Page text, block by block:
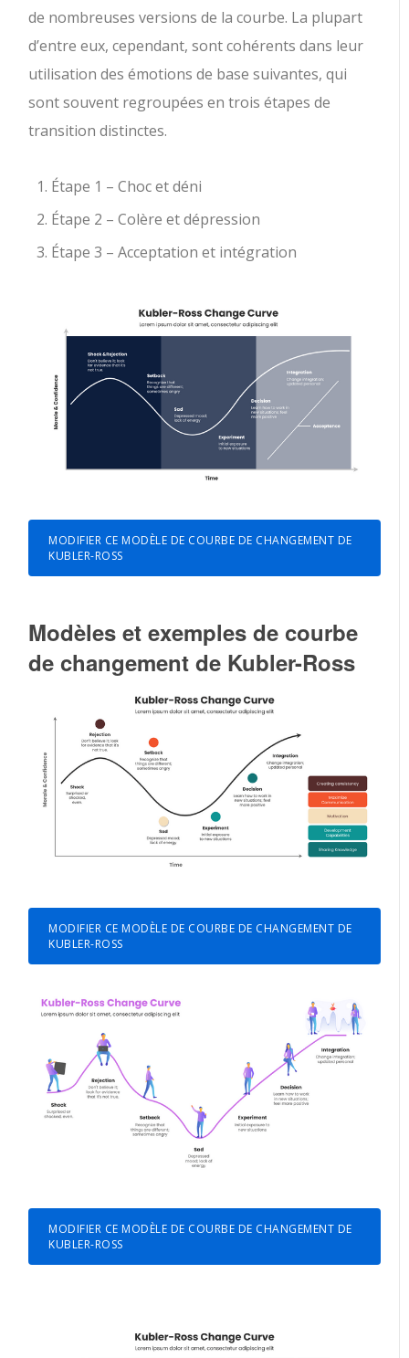
de nombreuses versions de la courbe. La plupart
d’entre eux, cependant, sont cohérents dans leur
utilisation des émotions de base suivantes, qui
sont souvent regroupées en trois étapes de
transition distinctes.
Étape 1 – Choc et déni
Étape 2 – Colère et dépression
Étape 3 – Acceptation et intégration
MODIFIER CE MODÈLE DE COURBE DE CHANGEMENT DE
KUBLER-ROSS
Modèles et exemples de courbe
de changement de Kubler-Ross
MODIFIER CE MODÈLE DE COURBE DE CHANGEMENT DE
KUBLER-ROSS
MODIFIER CE MODÈLE DE COURBE DE CHANGEMENT DE
KUBLER-ROSS